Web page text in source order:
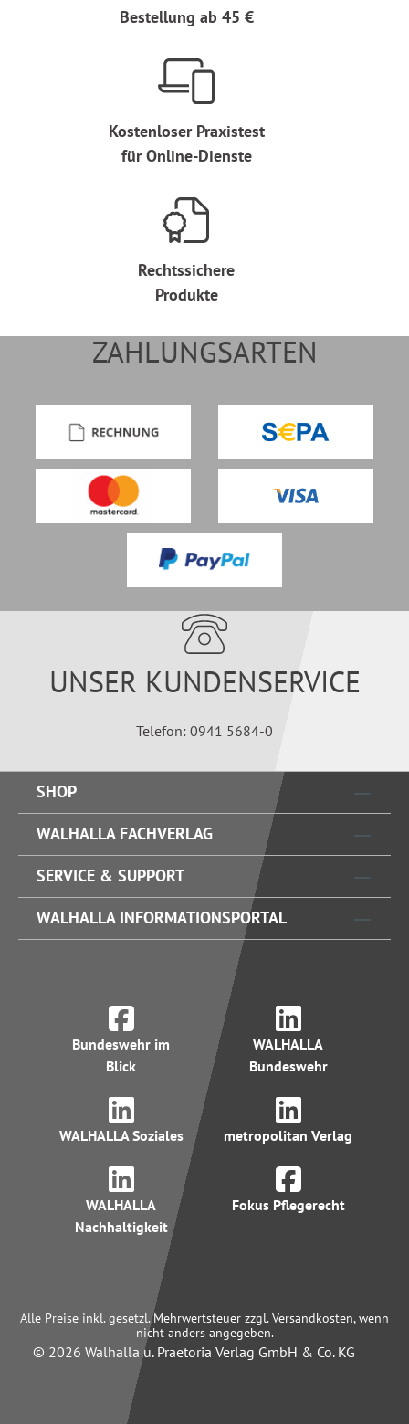
Bestellung ab 45 €
Kostenloser Praxistest
für Online-Dienste
Rechtssichere
Produkte
ZAHLUNGSARTEN
UNSER KUNDENSERVICE
Telefon: 0941 5684-0
SHOP
WALHALLA FACHVERLAG
SERVICE & SUPPORT
WALHALLA INFORMATIONSPORTAL
Bundeswehr im
Blick
WALHALLA
Bundeswehr
WALHALLA Soziales metropolitan Verlag
WALHALLA
Nachhaltigkeit
Fokus Pflegerecht
Alle Preise inkl. gesetzl. Mehrwertsteuer zzgl. Versandkosten, wenn
nicht anders angegeben.
© 2026 Walhalla u. Praetoria Verlag GmbH & Co. KG